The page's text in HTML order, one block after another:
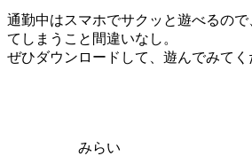
通勤中はスマホでサクッと遊べるの
てしまうこと間違いなし。
ぜひダウンロードして、遊んでみてく
みらい